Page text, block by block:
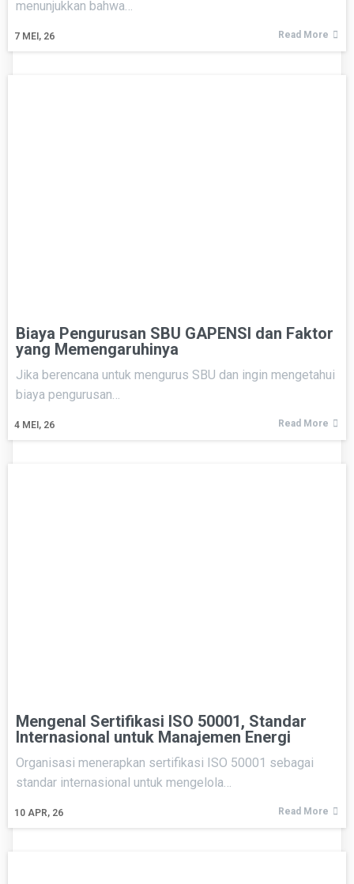
7 MEI, 26
menunjukkan bahwa…
Read More
Biaya Pengurusan SBU GAPENSI dan Faktor
yang Memengaruhinya
4 MEI, 26
Jika berencana untuk mengurus SBU dan ingin mengetahui
biaya pengurusan…
Read More
Mengenal Sertifikasi ISO 50001, Standar
Internasional untuk Manajemen Energi
10 APR, 26
Organisasi menerapkan sertifikasi ISO 50001 sebagai
standar internasional untuk mengelola…
Read More